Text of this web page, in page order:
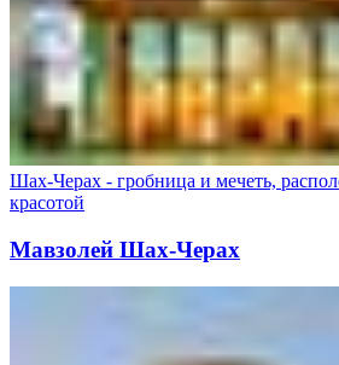
Шах-Черах - гробница и мечеть,
красотой
Мавзолей Шах-Черах